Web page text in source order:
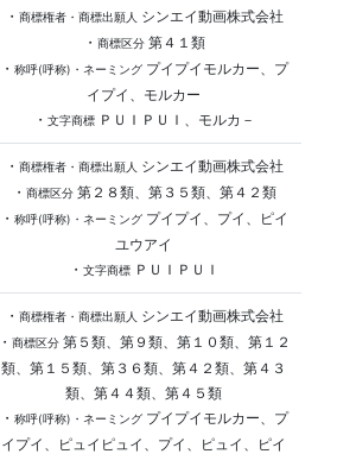
・ 商標権者・商標出願人
シンエイ動画株式会社
・ 商標区分第４１類
・ 称呼(呼称)・ネーミングプイプイモルカー、プ
イプイ、モルカー
・ 文字商標ＰＵＩＰＵＩ、モルカ－
・ 商標権者・商標出願人
シンエイ動画株式会社
・ 商標区分第２８類、第３５類、第４２類
・ 称呼(呼称)・ネーミングプイプイ、プイ、ピイ
ユウアイ
・ 文字商標ＰＵＩＰＵＩ
・ 商標権者・商標出願人
シンエイ動画株式会社
・ 商標区分第５類、第９類、第１０類、第１２
類、第１５類、第３６類、第４２類、第４３
類、第４４類、第４５類
・ 称呼(呼称)・ネーミングプイプイモルカー、プ
イプイ、ピュイピュイ、プイ、ピュイ、ピイ